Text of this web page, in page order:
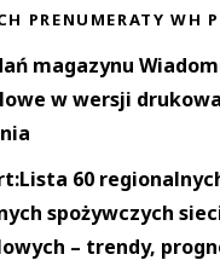
PRENUMERATY WH
magazynu
w wersji
60
spożywczych
– trendy,